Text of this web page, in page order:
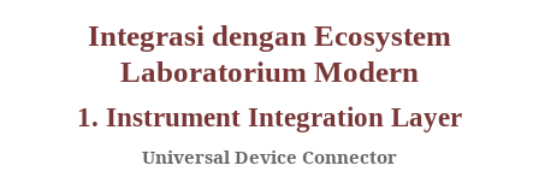
Integrasi dengan Ecosystem
Laboratorium Modern
1. Instrument Integration Layer
Universal Device Connector